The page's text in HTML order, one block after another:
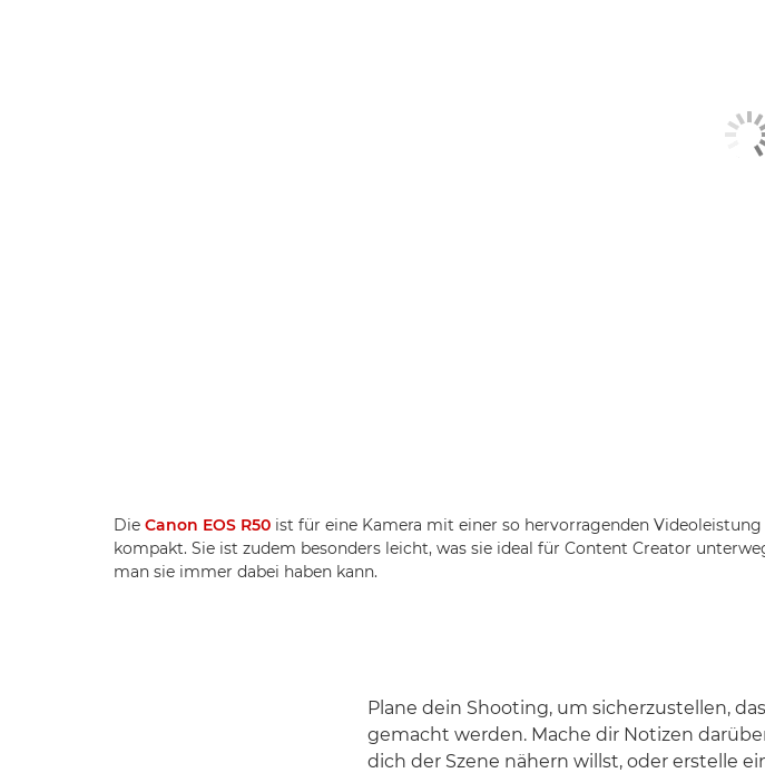
Die Canon EOS R50 ist für eine Kamera mit einer so hervorragenden
kompakt. Sie ist zudem besonders leicht, was sie ideal für Content Creator
man sie immer dabei haben kann.
Plane dein Shooting, um sicherzustellen,
gemacht werden. Mache dir Notizen
dich der Szene nähern willst, oder erstelle